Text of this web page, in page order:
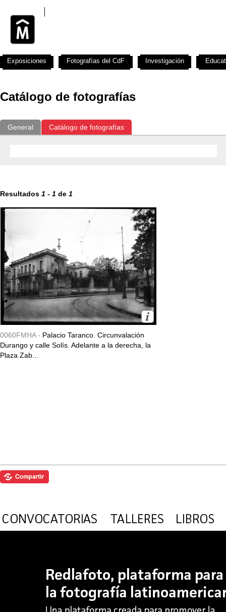
Catálogo de fotografías
General Catálogo de fotografías
Resultados 1 - 1 de 1
0060FMHA - Palacio Taranco. Circunvalación
Durango y calle Solís. Adelante a la derecha, la
Plaza Zab...
Exposiciones Fotografías del CdF Investigación